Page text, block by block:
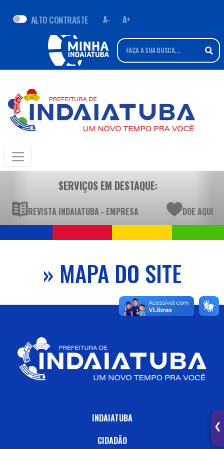
ALTO CONTRASTE A- A+
SERVIÇOS EM DESTAQUE:
REVISTA INDAIATUBA - EMPRESA DOE AQUI
» MAPA DO SITE
INDAIATUBA
CIDADÃO
❯